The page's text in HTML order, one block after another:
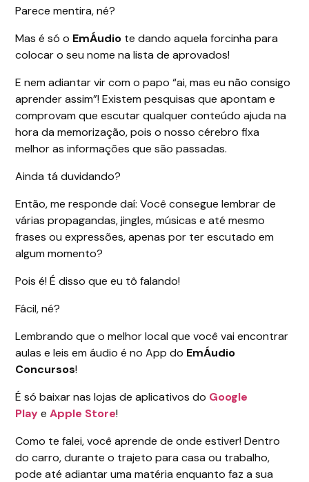
Parece mentira, né?
Mas é só o EmÁudio te dando aquela forcinha para
colocar o seu nome na lista de aprovados!
E nem adiantar vir com o papo “ai, mas eu não consigo
aprender assim”! Existem pesquisas que apontam e
comprovam que escutar qualquer conteúdo ajuda na
hora da memorização, pois o nosso cérebro fixa
melhor as informações que são passadas.
Ainda tá duvidando?
Então, me responde daí: Você consegue lembrar de
várias propagandas, jingles, músicas e até mesmo
frases ou expressões, apenas por ter escutado em
algum momento?
Pois é! É disso que eu tô falando!
Fácil, né?
Lembrando que o melhor local que você vai encontrar
aulas e leis em áudio é no App do EmÁudio
Concursos!
É só baixar nas lojas de aplicativos do Google
PlayeApple Store!
Como te falei, você aprende de onde estiver! Dentro
do carro, durante o trajeto para casa ou trabalho,
pode até adiantar uma matéria enquanto faz a sua